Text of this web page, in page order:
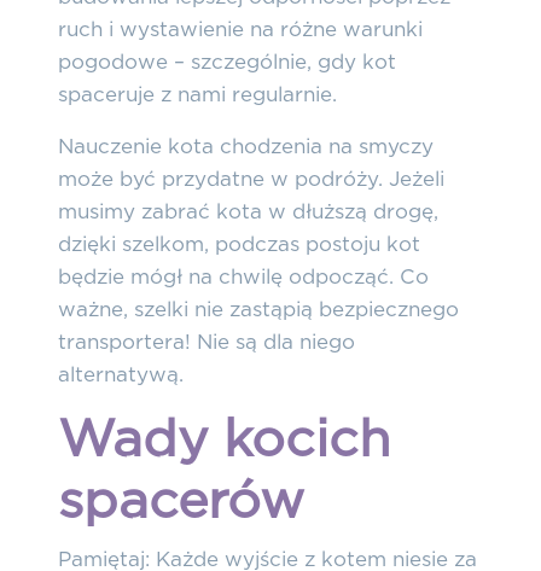
ruch i wystawienie na różne warunki
pogodowe – szczególnie, gdy kot
spaceruje z nami regularnie.
Nauczenie kota chodzenia na smyczy
może być przydatne w podróży. Jeżeli
musimy zabrać kota w dłuższą drogę,
dzięki szelkom, podczas postoju kot
będzie mógł na chwilę odpocząć. Co
ważne, szelki nie zastąpią bezpiecznego
transportera! Nie są dla niego
alternatywą.
Wady kocich
spacerów
Pamiętaj: Każde wyjście z kotem niesie za